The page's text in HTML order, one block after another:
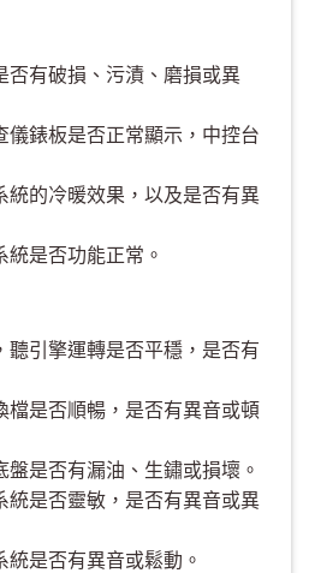
否有破損、污漬、磨損或異
儀錶板是否正常顯示，中控台
統的冷暖效果，以及是否有異
統是否功能正常。
聽引擎運轉是否平穩，是否有
檔是否順暢，是否有異音或頓
盤是否有漏油、生鏽或損壞。
統是否靈敏，是否有異音或異
統是否有異音或鬆動。